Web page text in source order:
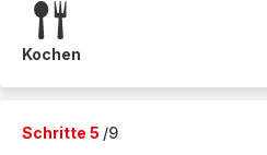
Kochen
Schritte 5 /9